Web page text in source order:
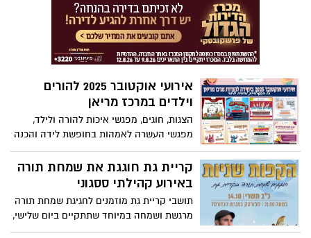
אירועי אוקטובר 2025 להורים
וילדים במרכז מריאן
הצגות, חוגים, מפגשי איכות להורה ולילד,
מפגשי העשרה לאמהות בחופשת לידה והכנה
לכיתה א'- הכל במקום אחד
קריית גת חוגגת את שמחת תורה
באירוע קהילתי ססגוני
תושבי קריית גת מוזמנים לחגיגת שמחת תורה
מרגשת ושמחה במיוחד שתתקיים ביום שלישי,
14 באוקטובר (כ”ב בתשרי), בשעה 21:00,